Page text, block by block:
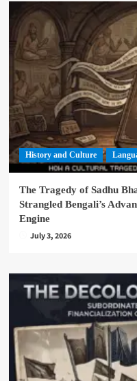
History and Culture
The Tragedy of Sadhu
Strangled Bengali’s
Engine
July 3, 2026